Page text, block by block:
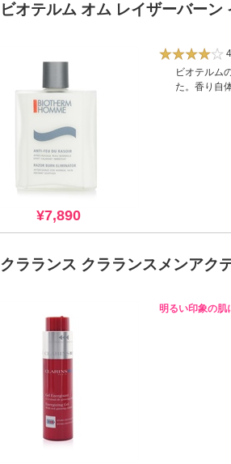
ビオテルム オム レイザーバーン
¥7,890
ビオテルム
た。香り自
クラランス クラランスメンアク
明るい印象の肌